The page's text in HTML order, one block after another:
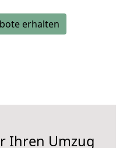
erhalten
Ihren Umzug